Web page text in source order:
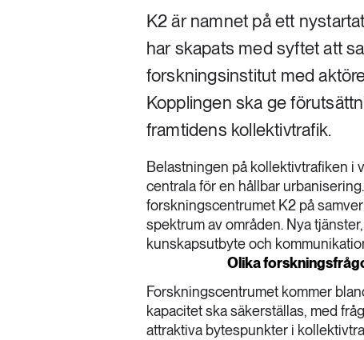
K2 är namnet på ett
har skapats med syftet att
forskningsinstitut med
Kopplingen ska ge
framtidens kollektivtrafik.
Belastningen på kollektivtrafiken i
centrala för en hållbar
forskningscentrumet K2 på
spektrum av områden. Nya
kunskapsutbyte och
Olika
Forskningscentrumet kommer
kapacitet ska säkerställas, med
attraktiva bytespunkter i